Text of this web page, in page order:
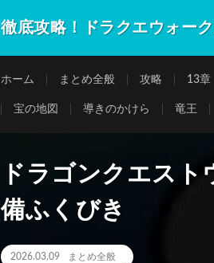
徹底攻略！ドラクエウォー
ホーム まとめ全般 攻略 13章
宝の地図 導きのかけら 竜王
ドラゴンクエス
備ふくびき
2026.03.09 まとめ全般